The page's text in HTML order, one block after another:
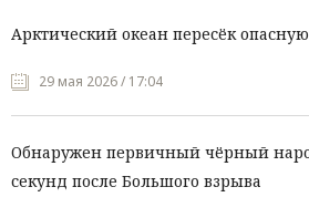
Арктический океан пересёк
29 мая 2026 / 17:04
Обнаружен первичный чёрный
секунд после Большого взрыва